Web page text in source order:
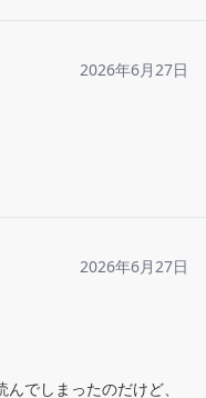
2026年6月27日
2026年6月27日
でしまったのだけど、